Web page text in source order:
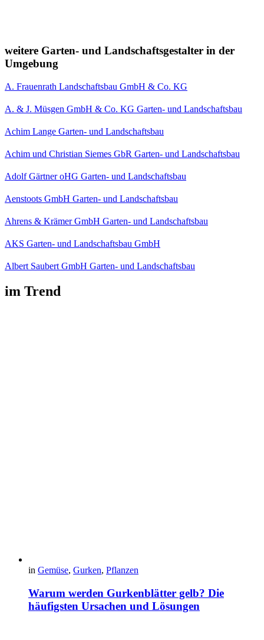
weitere Garten- und Landschaftsgestalter in der
Umgebung
A. Frauenrath Landschaftsbau GmbH & Co. KG
A. & J. Müsgen GmbH & Co. KG Garten- und Landschaftsbau
Achim Lange Garten- und Landschaftsbau
Achim und Christian Siemes GbR Garten- und Landschaftsbau
Adolf Gärtner oHG Garten- und Landschaftsbau
Aenstoots GmbH Garten- und Landschaftsbau
Ahrens & Krämer GmbH Garten- und Landschaftsbau
AKS Garten- und Landschaftsbau GmbH
Albert Saubert GmbH Garten- und Landschaftsbau
im Trend
in Gemüse, Gurken, Pflanzen
Warum werden Gurkenblätter gelb? Die
häufigsten Ursachen und Lösungen